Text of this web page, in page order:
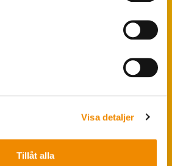
Visa detaljer
Tillåt alla